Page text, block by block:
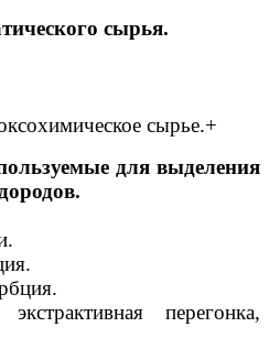
сырья.
сырье.+
для выделения
перегонка,